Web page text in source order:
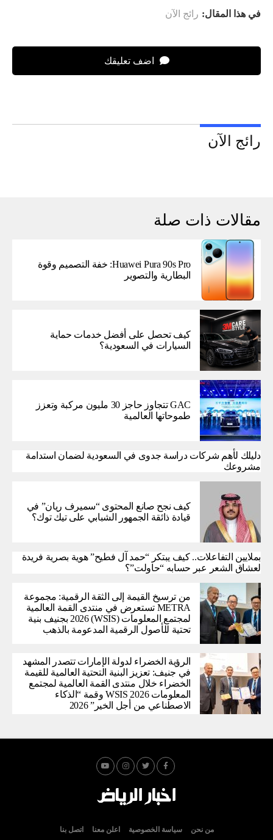
في هذا المقال: رائج الآن
اضف تعليقك
رائج الآن
مقالات ذات صلة
Huawei Pura 90s Pro: خفة التصميم وقوة
البطارية والتصوير
كيف تحصل على أفضل خدمات حماية
السيارات في السعودية؟
GAC تتجاوز حاجز 30 مليون مركبة وتعزز
طموحاتها العالمية
دليلك لأهم شركات دراسة جدوى في السعودية لضمان استدامة
مشروعك
كيف نجح صانع المحتوى “سميرف ريان” في
قيادة ذائقة الجمهور الشبابي على تيك توك؟
بملايين التفاعلات.. كيف يبتكر “حمد آل فطيح” هوية بصرية فريدة
لعشاق الشعر عبر حسابه “حاولت”؟
من ترسيخ القيمة إلى الثقة الرقمية: مجموعة
METRA تستعرض في منتدى القمة العالمية
لمجتمع المعلومات (WSIS) 2026 بجنيف بنية
تحتية للأصول الرقمية المدعومة بالذهب
الرؤية الخضراء لدولة الإمارات تتصدر المشهد
في جنيف: تعزيز البنية التحتية العالمية للقيمة
الخضراء خلال منتدى القمة العالمية لمجتمع
المعلومات WSIS 2026 وقمة “الذكاء
الاصطناعي من أجل الخير” 2026
من نحن سياسة الخصوصية اعلن معنا اتصل بنا